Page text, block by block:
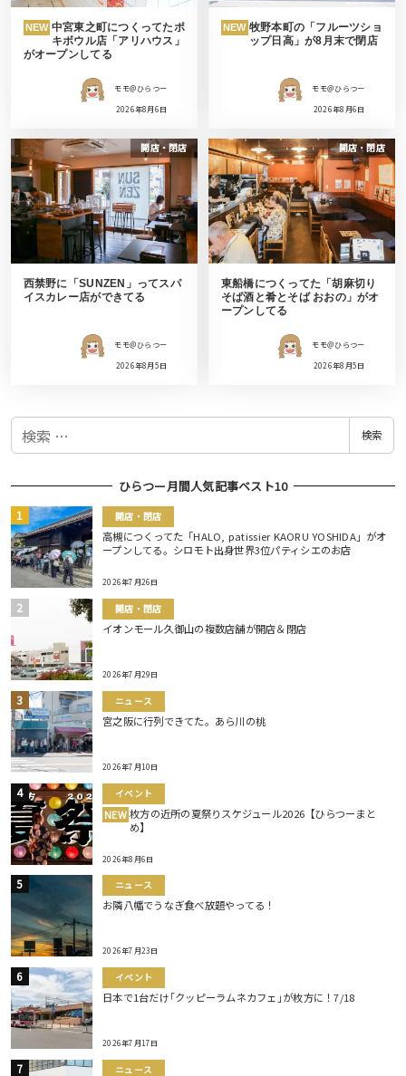
NEW 中宮東之町につくってたポ
キボウル店「アリハウス」
がオープンしてる
モモ＠ひらつー
2026年8月6日
NEW 牧野本町の「フルーツショ
ップ日高」が8月末で閉店
モモ＠ひらつー
2026年8月6日
開店・閉店
西禁野に「SUNZEN」ってスパ
イスカレー店ができてる
モモ＠ひらつー
2026年8月5日
開店・閉店
東船橋につくってた「胡麻切り
そば酒と肴とそば おおの」がオ
ープンしてる
モモ＠ひらつー
2026年8月5日
検
検索
ひらつー月間人気記事ベスト10
開店・閉店
高槻につくってた「HALO, patissier KAORU YOSHIDA」がオ
ープンしてる。シロモト出身世界3位パティシエのお店
2026年7月26日
開店・閉店
イオンモール久御山の複数店舗が開店＆閉店
2026年7月29日
ニュース
宮之阪に行列できてた。あら川の桃
2026年7月10日
イベント
NEW 枚方の近所の夏祭りスケジュール2026【ひらつーまと
め】
2026年8月6日
ニュース
お隣八幡でうなぎ食べ放題やってる！
2026年7月23日
イベント
日本で1台だけ｢クッピーラムネカフェ｣が枚方に！7/18
2026年7月17日
ニュース